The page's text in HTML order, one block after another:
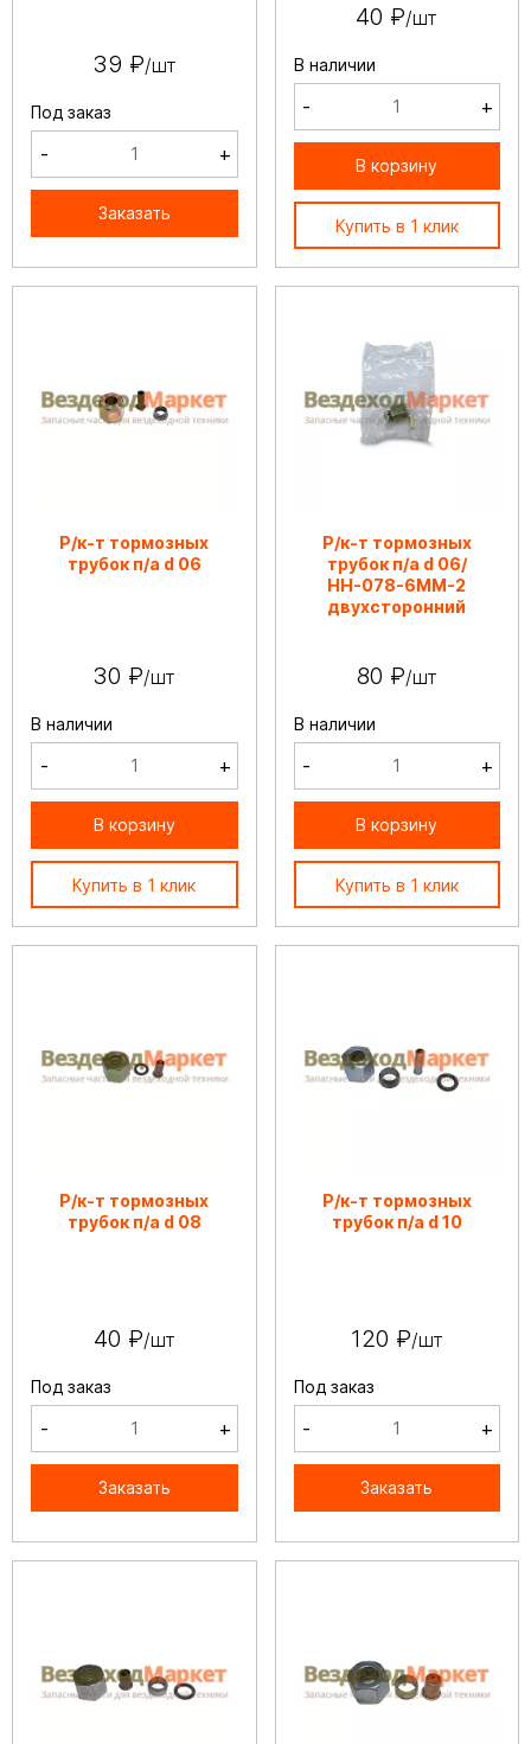
39 ₽/шт
Под заказ
- +
Заказать
40 ₽/шт
В наличии
- +
В корзину
Купить в 1 клик
Р/к-т тормозных
трубок п/а d 06
30 ₽/шт
В наличии
- +
В корзину
Купить в 1 клик
Р/к-т тормозных
трубок п/а d 06/
НН-078-6ММ-2
двухсторонний
80 ₽/шт
В наличии
- +
В корзину
Купить в 1 клик
Р/к-т тормозных
трубок п/а d 08
40 ₽/шт
Под заказ
- +
Заказать
Р/к-т тормозных
трубок п/а d 10
120 ₽/шт
Под заказ
- +
Заказать